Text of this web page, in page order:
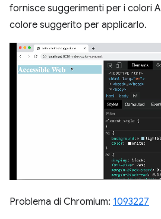
fornisce suggerimenti per i colori
colore suggerito per applicarlo.
Problema di Chromium: 1093227